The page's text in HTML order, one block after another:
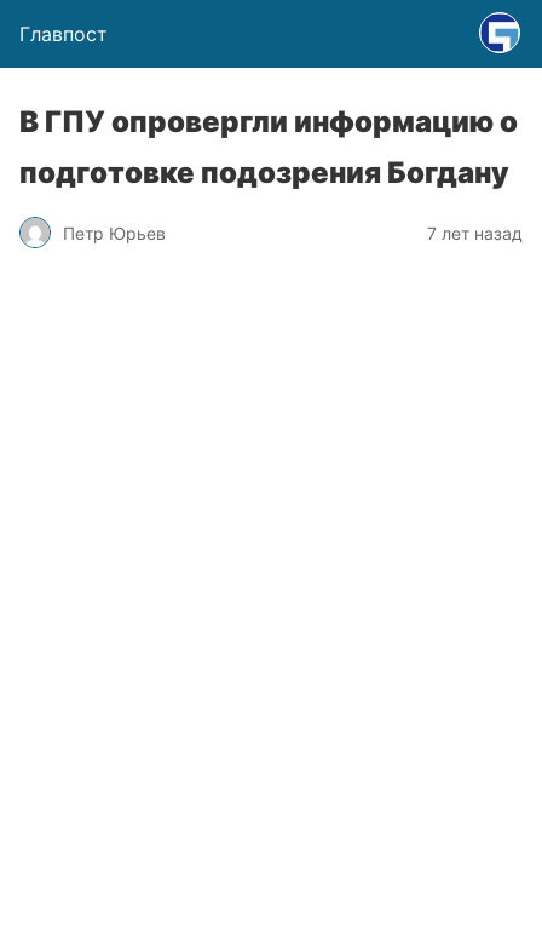
Главпост
В ГПУ опровергли информацию о
подготовке подозрения Богдану
Петр Юрьев 7 лет назад